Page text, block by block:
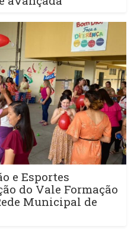
e Esportes
do Vale Formação
Municipal de